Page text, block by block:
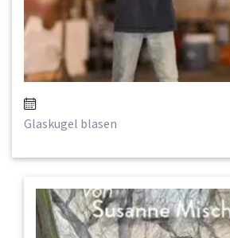
Glaskugel blasen